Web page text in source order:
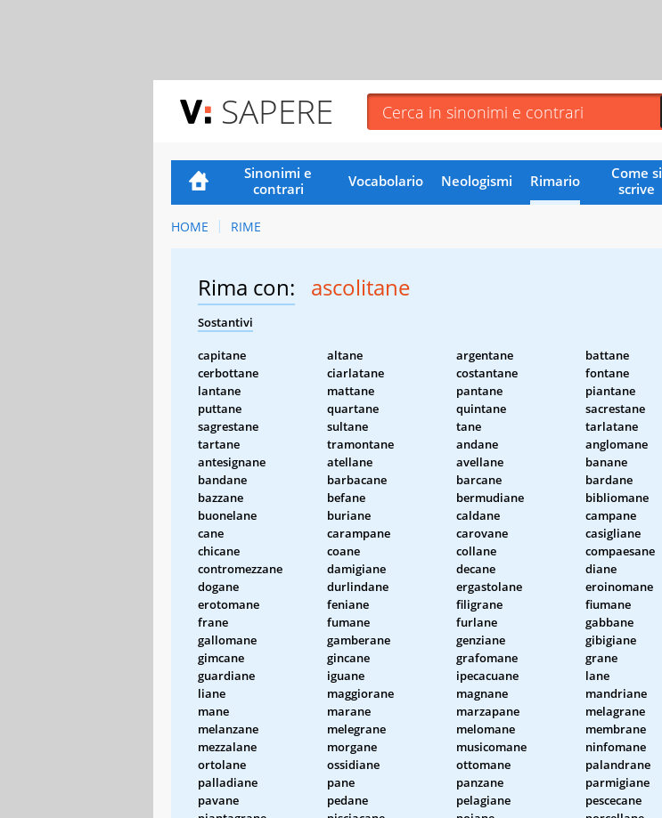
SAPERE
Sinonimi e
contrari
Vocabolario Neologismi Rimario
Come si
scrive
HOME RIME
Rima con: ascolitane
Sostantivi
capitane altane argentane
battane
cerbottane
ciarlatane costantane
fontane
lantane
mattane pantane
piantane
puttane
quartane quintane
sacrestane
sagrestane
sultane tane
tarlatane
tartane
tramontane andane
anglomane
antesignane
atellane avellane
banane
bandane
barbacane barcane
bardane
bazzane
befane bermudiane
bibliomane
buonelane
buriane caldane
campane
cane
carampane carovane
casigliane
chicane
coane collane
compaesane
contromezzane
damigiane decane
diane
dogane
durlindane ergastolane
eroinomane
erotomane
feniane filigrane
fiumane
frane
fumane furlane
gabbane
gallomane
gamberane genziane
gibigiane
gimcane
gincane grafomane
grane
guardiane
iguane ipecacuane
lane
liane
maggiorane magnane
mandriane
mane
marane marzapane
melagrane
melanzane
melegrane melomane
membrane
mezzalane
morgane musicomane
ninfomane
ortolane
ossidiane ottomane
palandrane
palladiane
pane panzane
parmigiane
pavane
pedane pelagiane
pescecane